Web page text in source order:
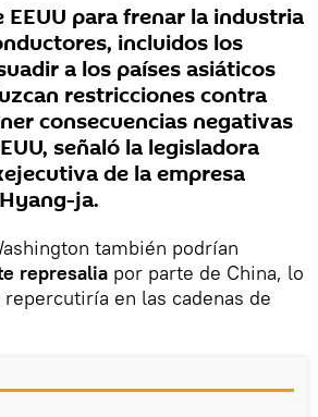
EEUU para frenar la industria
incluidos los
a los países asiáticos
restricciones contra
consecuencias negativas
señaló la legisladora
de la empresa
ja.
también podrían
represalia por parte de China, lo
en las cadenas de